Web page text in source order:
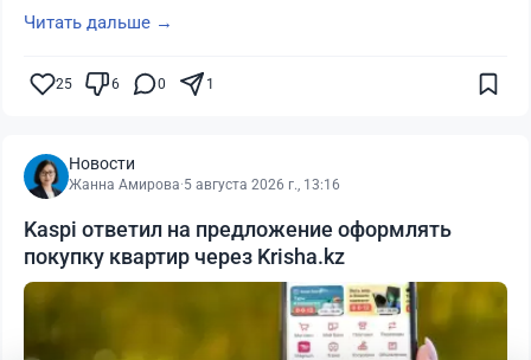
Читать дальше →
25 6 0 1
Новости
Жанна Амирова·5 августа 2026 г., 13:16
Kaspi ответил на предложение оформлять
покупку квартир через Krisha.kz